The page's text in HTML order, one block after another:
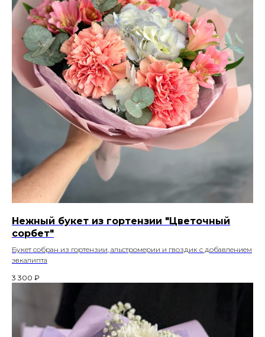
Нежный букет из гортензии "Цветочный
сорбет"
Букет собран из гортензии, альстромерии и гвоздик с добавлением
эвкалипта
3 300 ₽